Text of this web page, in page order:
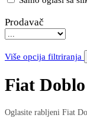
Prodavač
Više opcija filtriranja
Fiat
Oglasite rabljeni Fiat